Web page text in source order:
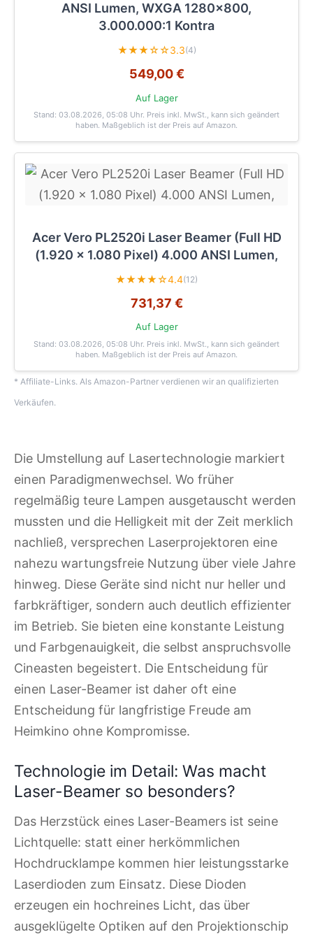
ANSI Lumen, WXGA 1280x800,
3.000.000:1 Kontra
★★★☆☆3.3(4)
549,00 €
Auf Lager
Stand: 03.08.2026, 05:08 Uhr. Preis inkl. MwSt., kann sich geändert
haben. Maßgeblich ist der Preis auf Amazon.
Acer Vero PL2520i Laser Beamer (Full HD
(1.920 x 1.080 Pixel) 4.000 ANSI Lumen,
★★★★☆4.4(12)
731,37 €
Auf Lager
Stand: 03.08.2026, 05:08 Uhr. Preis inkl. MwSt., kann sich geändert
haben. Maßgeblich ist der Preis auf Amazon.
* Affiliate-Links. Als Amazon-Partner verdienen wir an qualifizierten
Verkäufen.
Die Umstellung auf Lasertechnologie markiert
einen Paradigmenwechsel. Wo früher
regelmäßig teure Lampen ausgetauscht werden
mussten und die Helligkeit mit der Zeit merklich
nachließ, versprechen Laserprojektoren eine
nahezu wartungsfreie Nutzung über viele Jahre
hinweg. Diese Geräte sind nicht nur heller und
farbkräftiger, sondern auch deutlich effizienter
im Betrieb. Sie bieten eine konstante Leistung
und Farbgenauigkeit, die selbst anspruchsvolle
Cineasten begeistert. Die Entscheidung für
einen Laser-Beamer ist daher oft eine
Entscheidung für langfristige Freude am
Heimkino ohne Kompromisse.
Technologie im Detail: Was macht
Laser-Beamer so besonders?
Das Herzstück eines Laser-Beamers ist seine
Lichtquelle: statt einer herkömmlichen
Hochdrucklampe kommen hier leistungsstarke
Laserdioden zum Einsatz. Diese Dioden
erzeugen ein hochreines Licht, das über
ausgeklügelte Optiken auf den Projektionschip